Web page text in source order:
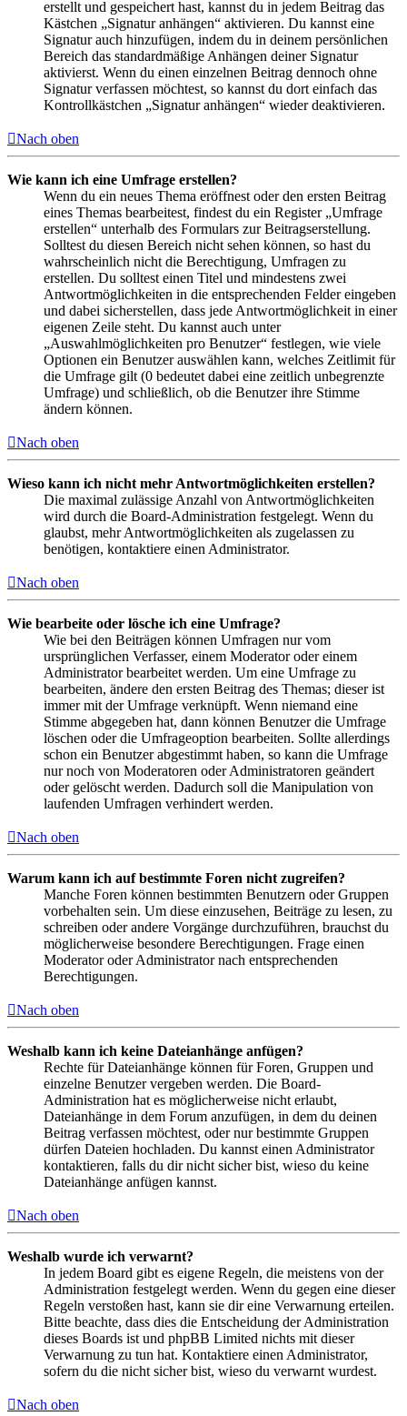
erstellt und gespeichert hast, kannst du in jedem Beitrag das
Kästchen „Signatur anhängen“ aktivieren. Du kannst eine
Signatur auch hinzufügen, indem du in deinem persönlichen
Bereich das standardmäßige Anhängen deiner Signatur
aktivierst. Wenn du einen einzelnen Beitrag dennoch ohne
Signatur verfassen möchtest, so kannst du dort einfach das
Kontrollkästchen „Signatur anhängen“ wieder deaktivieren.
Nach oben
Wie kann ich eine Umfrage erstellen?
Wenn du ein neues Thema eröffnest oder den ersten Beitrag
eines Themas bearbeitest, findest du ein Register „Umfrage
erstellen“ unterhalb des Formulars zur Beitragserstellung.
Solltest du diesen Bereich nicht sehen können, so hast du
wahrscheinlich nicht die Berechtigung, Umfragen zu
erstellen. Du solltest einen Titel und mindestens zwei
Antwortmöglichkeiten in die entsprechenden Felder eingeben
und dabei sicherstellen, dass jede Antwortmöglichkeit in einer
eigenen Zeile steht. Du kannst auch unter
„Auswahlmöglichkeiten pro Benutzer“ festlegen, wie viele
Optionen ein Benutzer auswählen kann, welches Zeitlimit für
die Umfrage gilt (0 bedeutet dabei eine zeitlich unbegrenzte
Umfrage) und schließlich, ob die Benutzer ihre Stimme
ändern können.
Nach oben
Wieso kann ich nicht mehr Antwortmöglichkeiten erstellen?
Die maximal zulässige Anzahl von Antwortmöglichkeiten
wird durch die Board-Administration festgelegt. Wenn du
glaubst, mehr Antwortmöglichkeiten als zugelassen zu
benötigen, kontaktiere einen Administrator.
Nach oben
Wie bearbeite oder lösche ich eine Umfrage?
Wie bei den Beiträgen können Umfragen nur vom
ursprünglichen Verfasser, einem Moderator oder einem
Administrator bearbeitet werden. Um eine Umfrage zu
bearbeiten, ändere den ersten Beitrag des Themas; dieser ist
immer mit der Umfrage verknüpft. Wenn niemand eine
Stimme abgegeben hat, dann können Benutzer die Umfrage
löschen oder die Umfrageoption bearbeiten. Sollte allerdings
schon ein Benutzer abgestimmt haben, so kann die Umfrage
nur noch von Moderatoren oder Administratoren geändert
oder gelöscht werden. Dadurch soll die Manipulation von
laufenden Umfragen verhindert werden.
Nach oben
Warum kann ich auf bestimmte Foren nicht zugreifen?
Manche Foren können bestimmten Benutzern oder Gruppen
vorbehalten sein. Um diese einzusehen, Beiträge zu lesen, zu
schreiben oder andere Vorgänge durchzuführen, brauchst du
möglicherweise besondere Berechtigungen. Frage einen
Moderator oder Administrator nach entsprechenden
Berechtigungen.
Nach oben
Weshalb kann ich keine Dateianhänge anfügen?
Rechte für Dateianhänge können für Foren, Gruppen und
einzelne Benutzer vergeben werden. Die Board-
Administration hat es möglicherweise nicht erlaubt,
Dateianhänge in dem Forum anzufügen, in dem du deinen
Beitrag verfassen möchtest, oder nur bestimmte Gruppen
dürfen Dateien hochladen. Du kannst einen Administrator
kontaktieren, falls du dir nicht sicher bist, wieso du keine
Dateianhänge anfügen kannst.
Nach oben
Weshalb wurde ich verwarnt?
In jedem Board gibt es eigene Regeln, die meistens von der
Administration festgelegt werden. Wenn du gegen eine dieser
Regeln verstoßen hast, kann sie dir eine Verwarnung erteilen.
Bitte beachte, dass dies die Entscheidung der Administration
dieses Boards ist und phpBB Limited nichts mit dieser
Verwarnung zu tun hat. Kontaktiere einen Administrator,
sofern du die nicht sicher bist, wieso du verwarnt wurdest.
Nach oben